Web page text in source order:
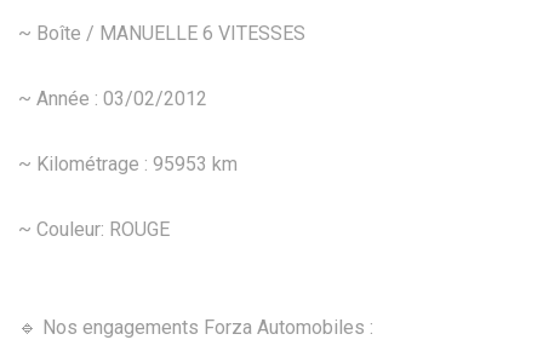
~ Boîte / MANUELLE 6 VITESSES
~ Année : 03/02/2012
~ Kilométrage : 95953 km
~ Couleur: ROUGE
🔹 Nos engagements Forza Automobiles :